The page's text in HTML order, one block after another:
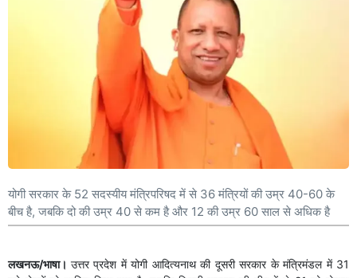
योगी सरकार के 52 सदस्यीय मंत्रिपरिषद में से 36 मंत्रियों की उम्र 40-60 के
बीच है, जबकि दो की उम्र 40 से कम है और 12 की उम्र 60 साल से अधिक है
लखनऊ/भाषा। उत्तर प्रदेश में योगी आदित्यनाथ की दूसरी सरकार के मंत्रिमंडल में 31